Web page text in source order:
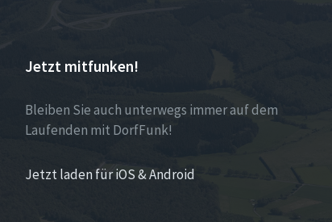
Jetzt mitfunken!
Bleiben Sie auch unterwegs immer auf dem
Laufenden mit DorfFunk!
Jetzt laden für iOS & Android